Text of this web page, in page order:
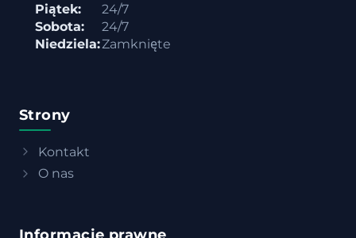
Piątek:
24/7
Sobota:
24/7
Niedziela:Zamknięte
Strony
Kontakt
O nas